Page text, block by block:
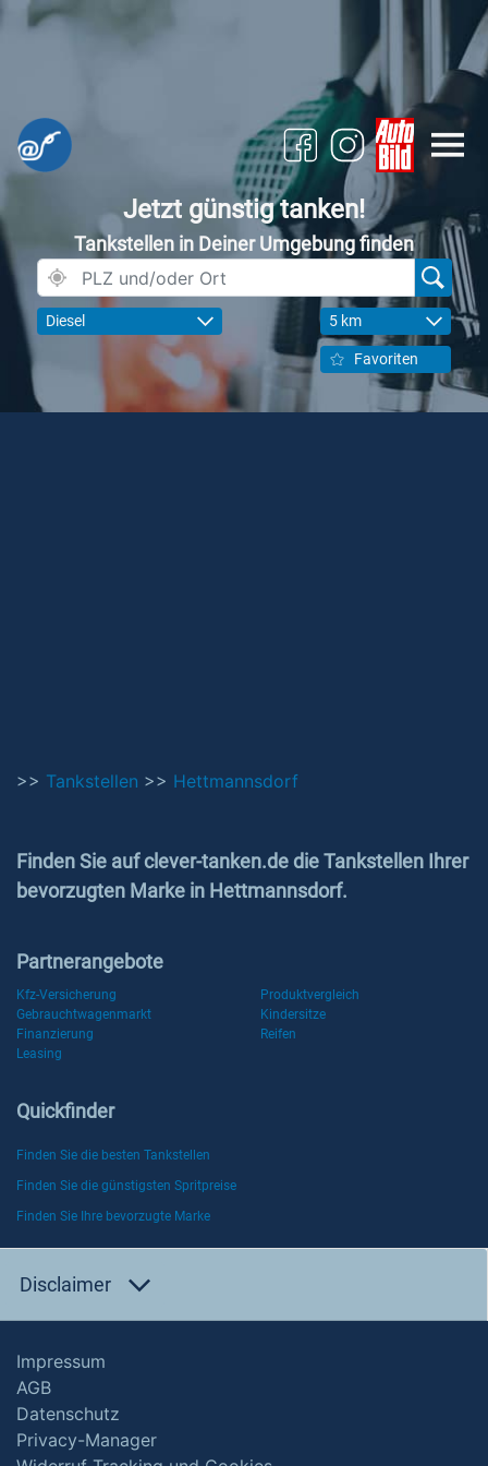
Jetzt günstig tanken!
Tankstellen in Deiner Umgebung finden
Diesel 5 km
Favoriten
>> Tankstellen >> Hettmannsdorf
Finden Sie auf clever-tanken.de die Tankstellen Ihrer
bevorzugten Marke in Hettmannsdorf.
Partnerangebote
Kfz-Versicherung
Produktvergleich
Gebrauchtwagenmarkt
Kindersitze
Finanzierung
Reifen
Leasing
Quickfinder
Finden Sie die besten Tankstellen
Finden Sie die günstigsten Spritpreise
Finden Sie Ihre bevorzugte Marke
Disclaimer
Impressum
AGB
Datenschutz
Privacy-Manager